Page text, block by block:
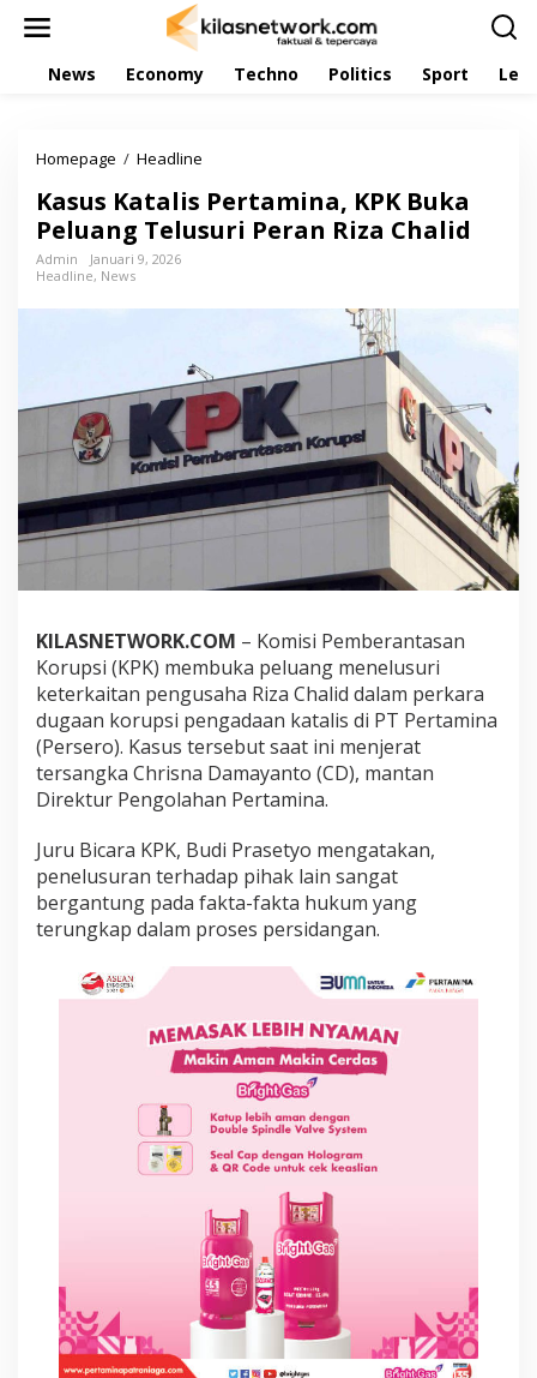
News Economy Techno Politics Sport
Homepage / Headline
u
s
t
i
s
P
e
r
t
a
a
K
P
K
B
u
k
a
P
e
u
a
n
g
T
s
u
r
P
e
a
R
i
z
a
C
h
Kasus Katalis Pertamina, KPK Buka
Peluang Telusuri Peran Riza Chalid
Admin
Januari 9, 2026
Headline, News
KILASNETWORK.COM – Komisi Pemberantasan
Korupsi (KPK) membuka peluang menelusuri
keterkaitan pengusaha Riza Chalid dalam perkara
dugaan korupsi pengadaan katalis di PT Pertamina
(Persero). Kasus tersebut saat ini menjerat
tersangka Chrisna Damayanto (CD), mantan
Direktur Pengolahan Pertamina.
Juru Bicara KPK, Budi Prasetyo mengatakan,
penelusuran terhadap pihak lain sangat
bergantung pada fakta-fakta hukum yang
terungkap dalam proses persidangan.